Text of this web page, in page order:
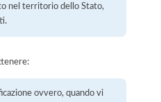
nel territorio dello Stato,
ovvero, quando vi